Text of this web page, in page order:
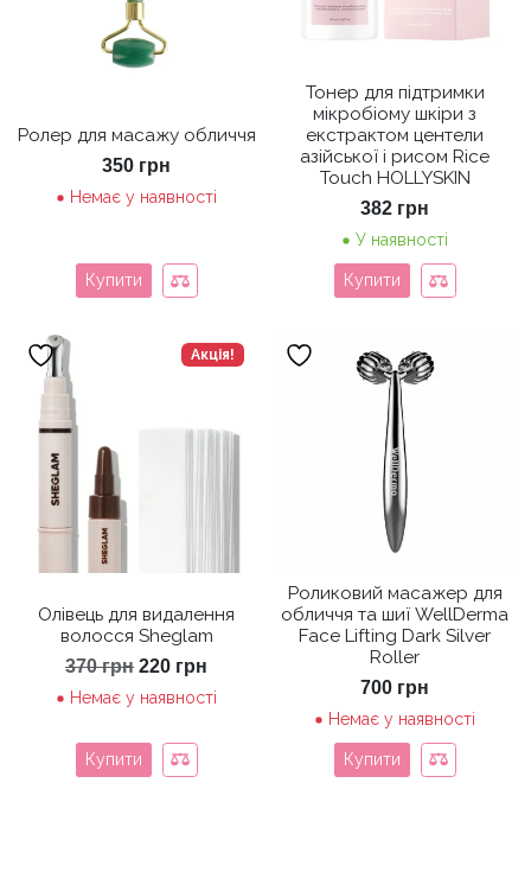
Ролер для масажу обличчя
350 грн
Немає у наявності
Купити
Тонер для підтримки
мікробіому шкіри з
екстрактом центели
азійської і рисом Rice
Touch HOLLYSKIN
382 грн
У наявності
Купити
Акція!
Олівець для видалення
волосся Sheglam
370грн Оригінальна
370 грн.
220 грн
ціна:
220 грн.
Немає у наявності
Купити
Роликовий масажер для
обличчя та шиї WellDerma
Face Lifting Dark Silver
Roller
700 грн
Немає у наявності
Купити